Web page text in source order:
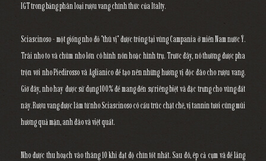
IGT trong bảng phân loại rượu vang chính thức của Italty.
Sciascinoso - một giống nho đỏ "thú vị" được trồng tại vùng Campania ở miền Nam nước Ý.
Trái nho to và chùm nho lớn có hình nón hoặc hình trụ. Trước đây, nó thường được pha
trộn với nho Piedirosso và Aglianico để tạo nên những hương vị độc đáo cho rượu vang.
Giờ đây, nho hay được sử dụng 100% để mang đến sự riêng biệt và đặc trưng cho vùng đất
này. Rượu vang được làm từ nho Sciascinoso có cấu trúc chặt chẽ, vị tannin tươi cùng mùi
hương quả mận, anh đào và việt quất.
Nho được thu hoạch vào tháng 10 khi đạt độ chín tốt nhất. Sau đó, ép cả cụm và để lắng